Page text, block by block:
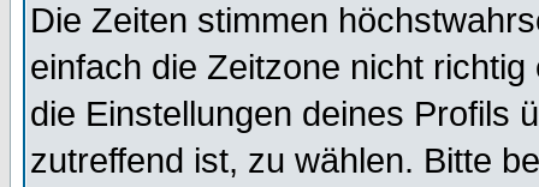
Die Zeiten stimmen
einfach die Zeitzone nicht
die Einstellungen deines Profils
zutreffend ist, zu wählen. Bitte